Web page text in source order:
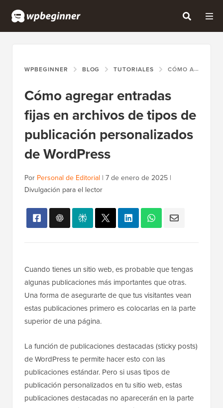
WPBEGINNER BLOG TUTORIALES CÓMO AGREGAR ENTRADAS FIJAS EN ARCHIVOS DE TIPOS DE PUBLICACIÓN PERSONALIZADOS DE WORDPRESS
Cómo agregar entradas
fijas en archivos de tipos de
publicación personalizados
de WordPress
Por Personal de Editorial | 7 de enero de 2025 |
Divulgación para el lector
Cuando tienes un sitio web, es probable que tengas
algunas publicaciones más importantes que otras.
Una forma de asegurarte de que tus visitantes vean
estas publicaciones primero es colocarlas en la parte
superior de una página.
La función de publicaciones destacadas (sticky posts)
de WordPress te permite hacer esto con las
publicaciones estándar. Pero si usas tipos de
publicación personalizados en tu sitio web, estas
publicaciones destacadas no aparecerán en la parte